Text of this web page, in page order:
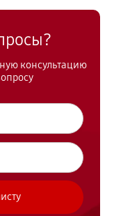
консультацию